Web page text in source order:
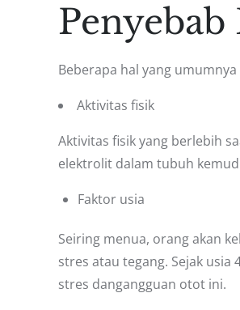
Beberapa hal yang
Aktivitas fisik
Aktivitas fisik yang berlebih
elektrolit dalam tubuh
Faktor usia
Seiring menua, orang akan
stres atau tegang. Sejak
stres dangangguan otot ini.